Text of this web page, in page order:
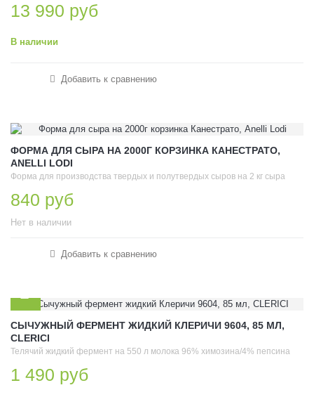
13 990 руб
В наличии
Добавить к сравнению
ФОРМА ДЛЯ СЫРА НА 2000Г КОРЗИНКА КАНЕСТРАТО,
ANELLI LODI
Форма для производства твердых и полутвердых сыров на 2 кг сыра
840 руб
Нет в наличии
Добавить к сравнению
СЫЧУЖНЫЙ ФЕРМЕНТ ЖИДКИЙ КЛЕРИЧИ 9604, 85 МЛ,
CLERICI
Телячий жидкий фермент на 550 л молока 96% химозина/4% пепсина
1 490 руб